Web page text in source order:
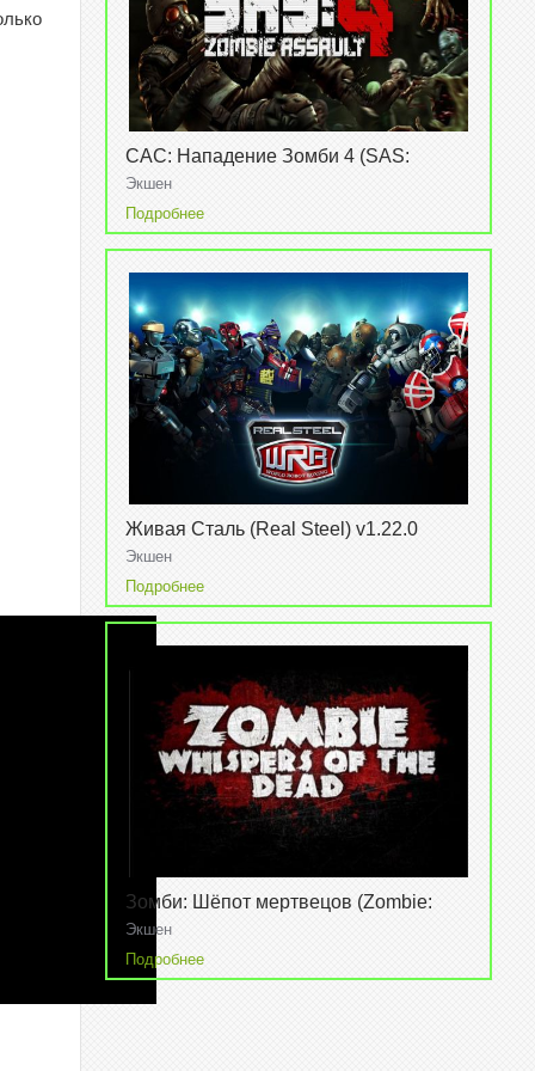
САС: Нападение Зомби 4 (SAS:
Zombie Assault 4) v1.2.0
Экшен
Подробнее
Живая Сталь (Real Steel) v1.22.0
Экшен
Подробнее
Зомби: Шёпот мертвецов (Zombie:
Whispers of the dead)
Экшен
Подробнее